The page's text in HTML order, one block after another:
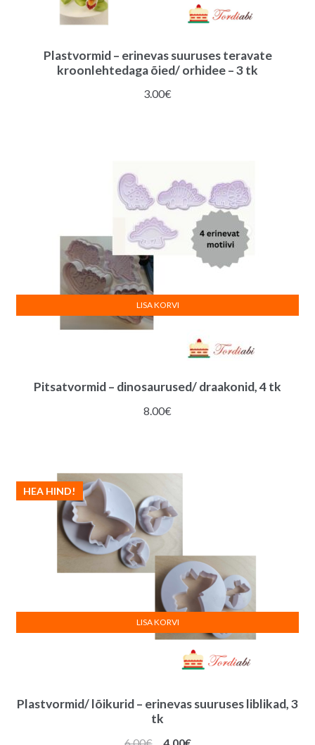
Plastvormid – erinevas suuruses teravate
kroonlehtedaga õied/ orhidee – 3 tk
3.00€
Pitsatvormid – dinosaurused/ draakonid, 4 tk
8.00€
LISA KORVI
Plastvormid/ lõikurid – erinevas suuruses liblikad, 3
tk
HEA HIND!
6.00€
Algne
4.00€Praegune
LISA KORVI